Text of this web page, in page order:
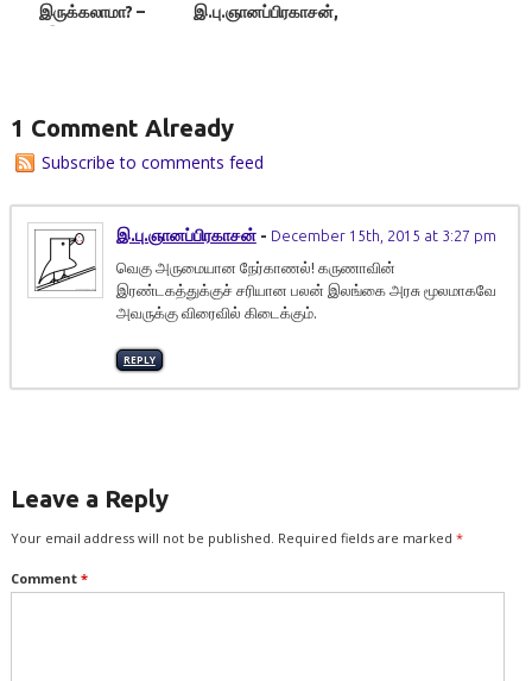
இருக்கலாமா? –
இ.பு.ஞானப்பிரகாசன்,
1 Comment Already
Subscribe to comments feed
இ.பு.ஞானப்பிரகாசன் - December 15th, 2015 at 3:27 pm
வெகு அருமையான நேர்காணல்! கருணாவின்
இரண்டகத்துக்குச் சரியான பலன் இலங்கை அரசு மூலமாகவே
அவருக்கு விரைவில் கிடைக்கும்.
REPLY
Leave a Reply
Your email address will not be published. Required fields are marked *
Comment *